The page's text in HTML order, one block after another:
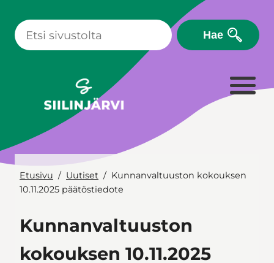
sisältöön
Hae
Etusivu Uutiset
Kunnanvaltuuston kokouksen
10.11.2025 päätöstiedote
Kunnanvaltuuston
kokouksen 10.11.2025